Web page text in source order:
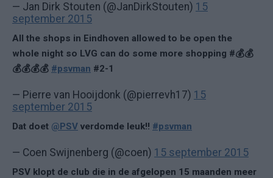
— Jan Dirk Stouten (@JanDirkStouten) 15
september 2015
All the shops in Eindhoven allowed to be open the
whole night so LVG can do some more shopping #💰💰
💰💰💰💰 #psvman #2-1
— Pierre van Hooijdonk (@pierrevh17) 15
september 2015
Dat doet @PSV verdomde leuk!! #psvman
— Coen Swijnenberg (@coen) 15 september 2015
PSV klopt de club die in de afgelopen 15 maanden meer